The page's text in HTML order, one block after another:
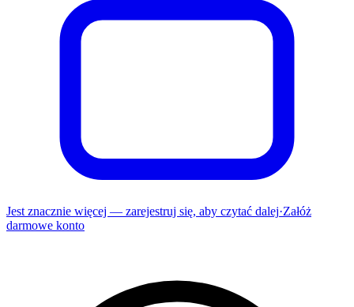
Jest znacznie więcej — zarejestruj się, aby czytać dalej·Załóż
darmowe konto